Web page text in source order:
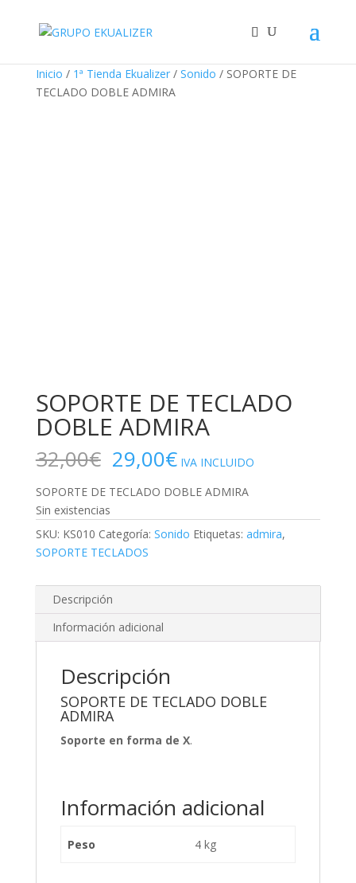
Inicio / 1ª Tienda Ekualizer/ Sonido / SOPORTE DE
TECLADO DOBLE ADMIRA
¡Oferta!
SOPORTE DE TECLADO
DOBLE ADMIRA
32,00€ El
precio
original
era:
32,00€.
29,00€El
precio
actual
es:
29,00€.
IVA INCLUIDO
SOPORTE DE TECLADO DOBLE ADMIRA
Sin existencias
SKU: KS010 Categoría: Sonido Etiquetas: admira,
SOPORTE TECLADOS
Descripción
Información adicional
Descripción
SOPORTE DE TECLADO DOBLE
ADMIRA
Soporte en forma de X.
Información adicional
Peso 4 kg